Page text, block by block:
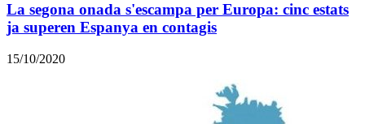
La segona onada s'escampa per Europa: cinc estats
ja superen Espanya en contagis
15/10/2020